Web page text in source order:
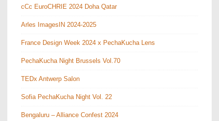
cCc EuroCHRIE 2024 Doha Qatar
Arles ImagesIN 2024-2025
France Design Week 2024 x PechaKucha Lens
PechaKucha Night Brussels Vol.70
TEDx Antwerp Salon
Sofia PechaKucha Night Vol. 22
Bengaluru – Alliance Confest 2024